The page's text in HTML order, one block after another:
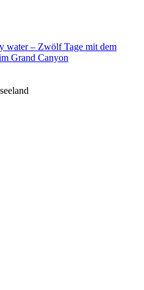
water – Zwölf Tage mit dem
Grand Canyon